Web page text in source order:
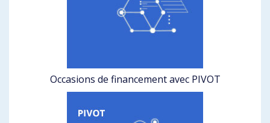
Occasions de financement avec PIVOT